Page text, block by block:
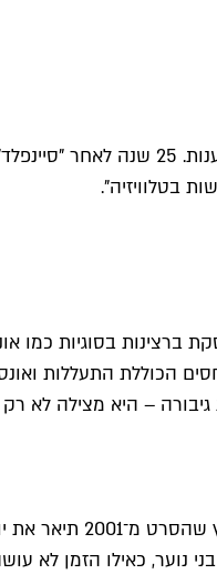
בסוגיות כמו
הכוללת התעללות
גיבורה – היא
"סידרת הרימייק בת
נוער, כאילו הזמן לא